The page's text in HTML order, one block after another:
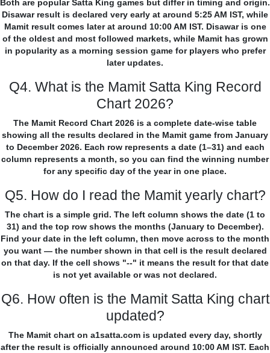
Both are popular Satta King games but differ in timing and origin.
Disawar result is declared very early at around 5:25 AM IST, while
Mamit result comes later at around 10:00 AM IST. Disawar is one
of the oldest and most followed markets, while Mamit has grown
in popularity as a morning session game for players who prefer
later updates.
Q4. What is the Mamit Satta King Record
Chart 2026?
The Mamit Record Chart 2026 is a complete date-wise table
showing all the results declared in the Mamit game from January
to December 2026. Each row represents a date (1–31) and each
column represents a month, so you can find the winning number
for any specific day of the year in one place.
Q5. How do I read the Mamit yearly chart?
The chart is a simple grid. The left column shows the date (1 to
31) and the top row shows the months (January to December).
Find your date in the left column, then move across to the month
you want — the number shown in that cell is the result declared
on that day. If the cell shows "--" it means the result for that date
is not yet available or was not declared.
Q6. How often is the Mamit Satta King chart
updated?
The Mamit chart on a1satta.com is updated every day, shortly
after the result is officially announced around 10:00 AM IST. Each